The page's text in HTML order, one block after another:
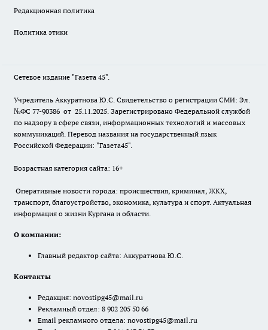
Редакционная политика
Политика этики
Сетевое издание "Газета 45".
Учредитель Аккуратнова Ю.С. Свидетельство о регистрации СМИ: Эл.
№ФС 77-90386 от 25.11.2025. Зарегистрировано Федеральной службой
по надзору в сфере связи, информационных технологий и массовых
коммуникаций. Перевод названия на государственный язык
Российской Федерации: "Газета45".
Возрастная категория сайта: 16+
Оперативные новости города: происшествия, криминал, ЖКХ,
транспорт, благоустройство, экономика, культура и спорт. Актуальная
информация о жизни Кургана и области.
О компании:
Главный редактор сайта: Аккуратнова Ю.С.
Контакты
Редакция: novostipg45@mail.ru
Рекламный отдел: 8 902 205 50 66
Email рекламного отдела: novostipg45@mail.ru